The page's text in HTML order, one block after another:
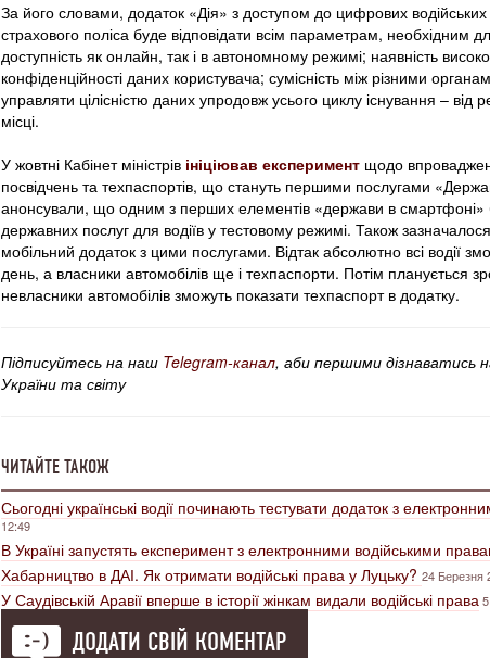
За його словами, додаток «Дія» з доступом до цифрових
страхового поліса буде відповідати всім параметрам,
доступність як онлайн, так і в автономному режимі; наявність
конфіденційності даних користувача; сумісність між різними
управляти цілісністю даних упродовж усього циклу існування – від
місці.
У жовтні Кабінет міністрів ініціював експеримент щодо
посвідчень та техпаспортів, що стануть першими послугами
анонсували, що одним з перших елементів «держави в смартфоні»
державних послуг для водіїв у тестовому режимі. Також
мобільний додаток з цими послугами. Відтак абсолютно всі водії
день, а власники автомобілів ще і техпаспорти. Потім планується
невласники автомобілів зможуть показати техпаспорт в додатку.
Підписуйтесь на наш Telegram-канал, аби першими дізнаватись
України та світу
ЧИТАЙТЕ ТАКОЖ
Сьогодні українські водії починають тестувати додаток з
12:49
В Україні запустять експеримент з електронними водійськими
Хабарництво в ДАІ. Як отримати водійські права у Луцьку? 24 Березня
У Саудівській Аравії вперше в історії жінкам видали водійські права
ДОДАТИ СВІЙ КОМЕНТАР